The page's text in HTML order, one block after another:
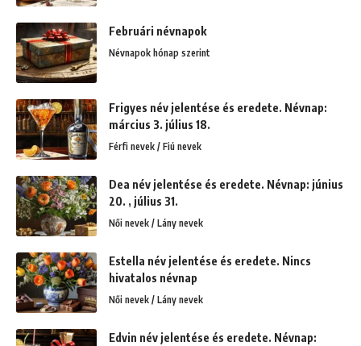
Februári névnapok
Névnapok hónap szerint
Frigyes név jelentése és eredete. Névnap:
március 3. július 18.
Férfi nevek / Fiú nevek
Dea név jelentése és eredete. Névnap: június
20. , július 31.
Női nevek / Lány nevek
Estella név jelentése és eredete. Nincs
hivatalos névnap
Női nevek / Lány nevek
Edvin név jelentése és eredete. Névnap: